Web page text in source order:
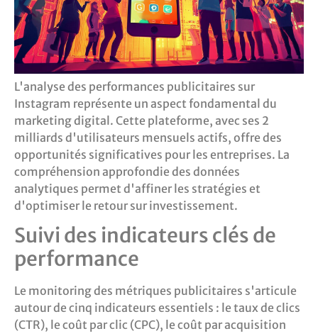
L'analyse des performances publicitaires sur
Instagram représente un aspect fondamental du
marketing digital. Cette plateforme, avec ses 2
milliards d'utilisateurs mensuels actifs, offre des
opportunités significatives pour les entreprises. La
compréhension approfondie des données
analytiques permet d'affiner les stratégies et
d'optimiser le retour sur investissement.
Suivi des indicateurs clés de
performance
Le monitoring des métriques publicitaires s'articule
autour de cinq indicateurs essentiels : le taux de clics
(CTR), le coût par clic (CPC), le coût par acquisition